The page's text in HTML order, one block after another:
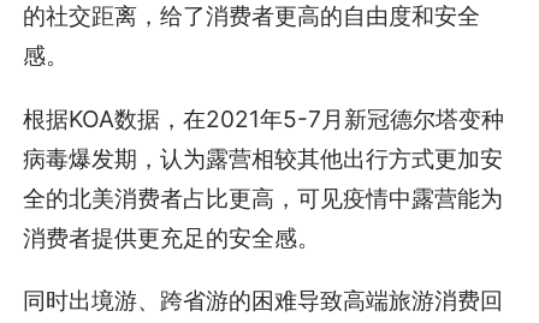
的社交距离，给了消费者更高的自由度和安全
感。
根据KOA数据，在2021年5-7月新冠德尔塔变种
病毒爆发期，认为露营相较其他出行方式更加安
全的北美消费者占比更高，可见疫情中露营能为
消费者提供更充足的安全感。
同时出境游、跨省游的困难导致高端旅游消费回